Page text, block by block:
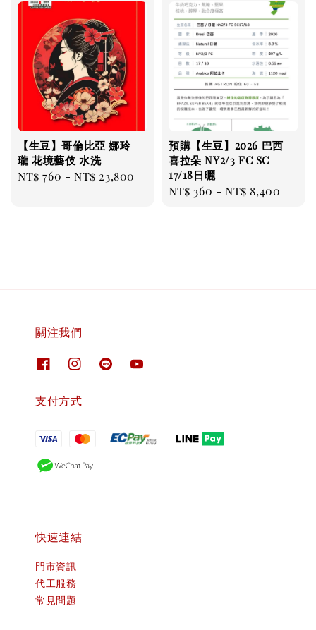
【生豆】哥倫比亞 娜玲
瓏 花境藝伎 水洗
Regular
NT$ 760 -NT$ 23,800
預購【生豆】2026 巴西
喜拉朵 NY2/3 FC SC
17/18日曬
Regular
NT$ 360 -NT$ 8,400
關注我們
支付方式
快速連結
門市資訊
代工服務
常見問題